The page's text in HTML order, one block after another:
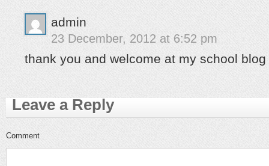
admin
23 December, 2012 at 6:52 pm
thank you and welcome at my school blog
Leave a Reply
Comment